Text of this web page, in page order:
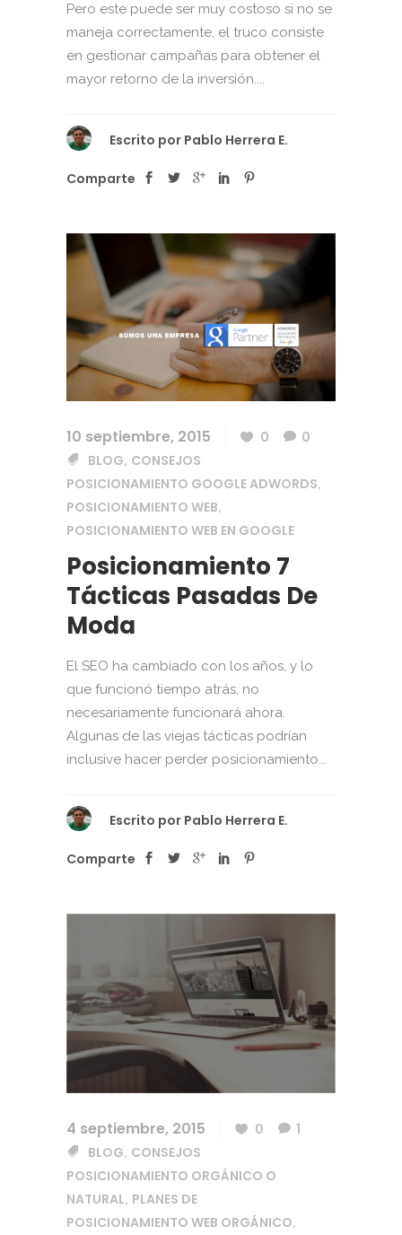
Pero este puede ser muy costoso si no se
maneja correctamente, el truco consiste
en gestionar campañas para obtener el
mayor retorno de la inversión....
Escrito por Pablo Herrera E.
Comparte
10 septiembre, 2015 0
0
BLOG, CONSEJOS
POSICIONAMIENTO GOOGLE ADWORDS,
POSICIONAMIENTO WEB,
POSICIONAMIENTO WEB EN GOOGLE
Posicionamiento 7
Tácticas Pasadas De
Moda
El SEO ha cambiado con los años, y lo
que funcionó tiempo atrás, no
necesariamente funcionará ahora.
Algunas de las viejas tácticas podrían
inclusive hacer perder posicionamiento...
Escrito por Pablo Herrera E.
Comparte
4 septiembre, 2015 0
1
BLOG, CONSEJOS
POSICIONAMIENTO ORGÁNICO O
NATURAL, PLANES DE
POSICIONAMIENTO WEB ORGÁNICO,